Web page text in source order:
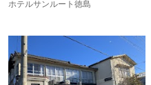
ホテルサンルート徳島